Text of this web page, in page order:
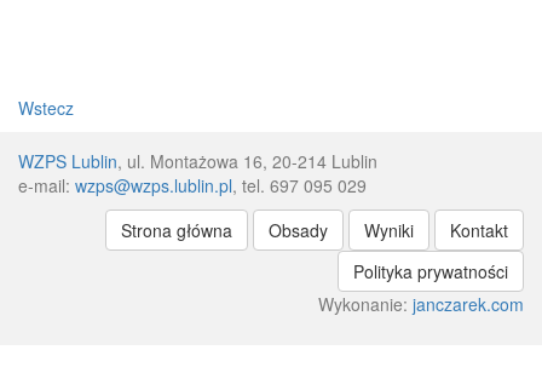
Wstecz
WZPS Lublin, ul. Montażowa 16, 20-214 Lublin
e-mail: wzps@wzps.lublin.pl, tel. 697 095 029
Strona główna
Obsady Wyniki
Kontakt
Polityka prywatności
Wykonanie: janczarek.com